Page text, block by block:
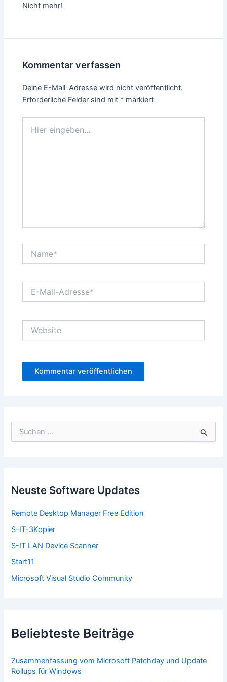
Nicht mehr!
Kommentar verfassen
Deine E-Mail-Adresse wird nicht veröffentlicht.
Erforderliche Felder sind mit * markiert
eingeben…
Mail-
n
a
h
:
Neuste Software Updates
Remote Desktop Manager Free Edition
S-IT-3Kopier
S-IT LAN Device Scanner
Start11
Microsoft Visual Studio Community
Beliebteste Beiträge
Zusammenfassung vom Microsoft Patchday und Update
Rollups für Windows